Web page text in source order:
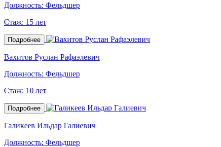
Должность: Фельдшер
Стаж: 15 лет
Подробнее
Вахитов Руслан Рафаэлевич
Должность: Фельдшер
Стаж: 10 лет
Подробнее
Галикеев Ильдар Галиевич
Должность: Фельдшер